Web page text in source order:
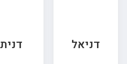
דניאל
דנית